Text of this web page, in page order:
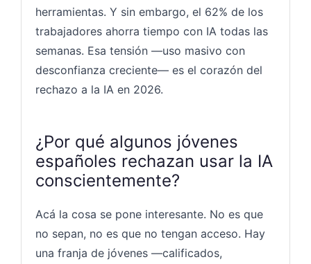
herramientas. Y sin embargo, el 62% de los
trabajadores ahorra tiempo con IA todas las
semanas. Esa tensión —uso masivo con
desconfianza creciente— es el corazón del
rechazo a la IA en 2026.
¿Por qué algunos jóvenes
españoles rechazan usar la IA
conscientemente?
Acá la cosa se pone interesante. No es que
no sepan, no es que no tengan acceso. Hay
una franja de jóvenes —calificados,